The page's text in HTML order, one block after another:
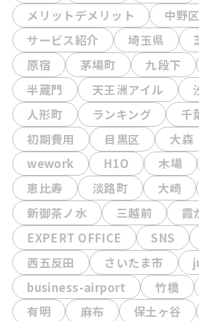
メリットデメリット
中野区
サービス紹介
埼玉県
原宿
茅場町 九段下
半蔵門
天王洲アイル
人形町
ランキング
千
初期費用
目黒区 大森
wework
H1O 木場
恵比寿
淡路町 大崎
新御茶ノ水
三越前
霞
EXPERT OFFICE
SNS
西五反田
さいたま市
business-airport
竹橋
有明
麻布 保土ヶ谷